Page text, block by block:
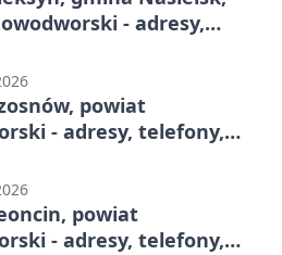
- adresy,
powiat
- adresy, telefony,
powiat
- adresy, telefony,